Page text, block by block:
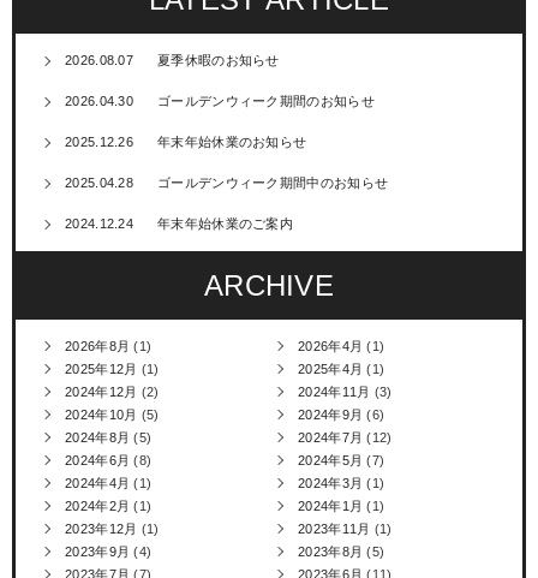
2026.08.07 夏季休暇のお知らせ
2026.04.30 ゴールデンウィーク期間のお知らせ
2025.12.26 年末年始休業のお知らせ
2025.04.28 ゴールデンウィーク期間中のお知らせ
2024.12.24 年末年始休業のご案内
ARCHIVE
2026年8月 (1) 2026年4月 (1)
2025年12月 (1) 2025年4月 (1)
2024年12月 (2) 2024年11月 (3)
2024年10月 (5) 2024年9月 (6)
2024年8月 (5) 2024年7月 (12)
2024年6月 (8) 2024年5月 (7)
2024年4月 (1) 2024年3月 (1)
2024年2月 (1) 2024年1月 (1)
2023年12月 (1) 2023年11月 (1)
2023年9月 (4) 2023年8月 (5)
2023年7月 (7) 2023年6月 (11)